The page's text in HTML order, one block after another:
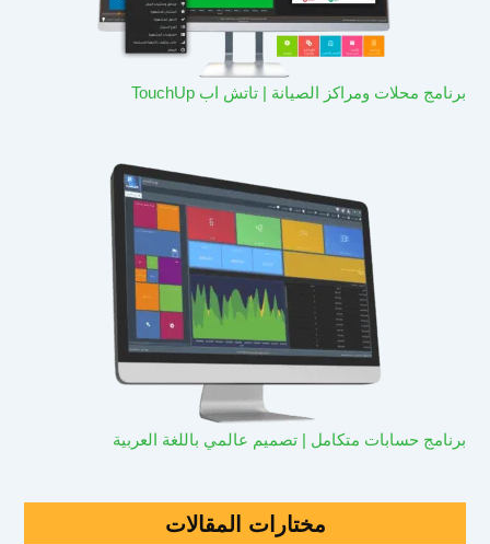
برنامج محلات ومراكز الصيانة | تاتش اب TouchUp
برنامج حسابات متكامل | تصميم عالمي باللغة العربية
مختارات المقالات